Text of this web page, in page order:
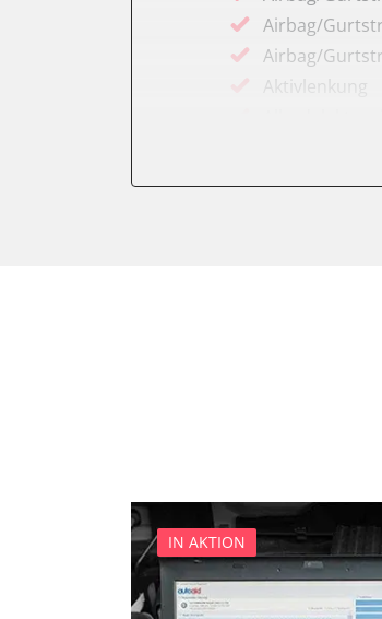
Airbag/
Airbag/
Aktivlenkung
Gateway
IN AKTION